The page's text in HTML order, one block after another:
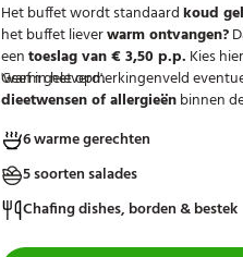
Het buffet wordt standaardkoud
het buffet lieverwarm ontvangen?
eentoeslag van € 3,50 p.p. Kies
'warm geleverd'.
Geef in het opmerkingenveld
dieetwensen of allergieënbinnen
6 warme gerechten
5 soorten salades
Chafing dishes, borden & bestek